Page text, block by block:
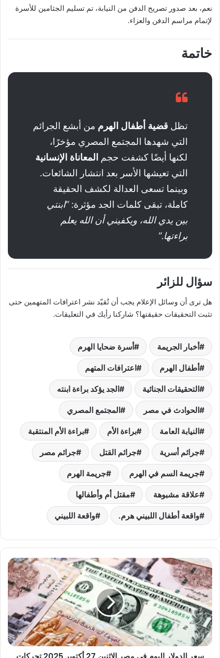
نعم، بعد صدور تصريح الدفن من النيابة، تم تسليم الجثامين للأسرة
لإتمام مراسم الدفن والعزاء.
خاتمة
تظل قضية أطفال الهرم من أبشع الجرائم
التي شهدها المجتمع المصري مؤخرًا،
لكنها أيضًا كشفت حجم المعاناة الإنسانية
التي تعيشها الأسر بعد انتشار الشائعات.
وبينما تسعى العدالة لكشف الحقيقة
كاملة، تبقى كلمات الجد مؤثرة:“ابنتي
بين يدي الله، ويكفيني أن الله يعلم
براءتها.”
سؤال للزائر
هل ترى أن وسائل الإعلام يجب أن تُقيّد نشر اعترافات المتهمين حتى
تثبت التحقيقات حقيقتها؟ شاركنا رأيك في التعليقات.
أخبار الجريمة أسرة ضحايا الهرم
أطفال الهرم اعترافات المتهم
التحقيقات الجنائية الجد يؤكد براءة ابنته
الحوادث في مصر المجتمع المصري
النيابة العامة براءة الأم براءة الأم المنتقبة
جرائم أسرية جرائم القتل جرائم مصر
جريمة السم في الهرم جريمة الهرم
علاقة مشبوهة مقتل أم وأطفالها
واقعة أطفال اللبيني هرم. واقعة اللبيني
سعر
الدولار
اليوم
في
مصر
الإثنين
27
أكتوبر
2025
تحركات